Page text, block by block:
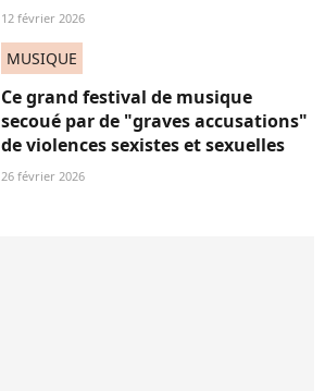
12 février 2026
MUSIQUE
Ce grand festival de musique
secoué par de "graves accusations"
de violences sexistes et sexuelles
26 février 2026